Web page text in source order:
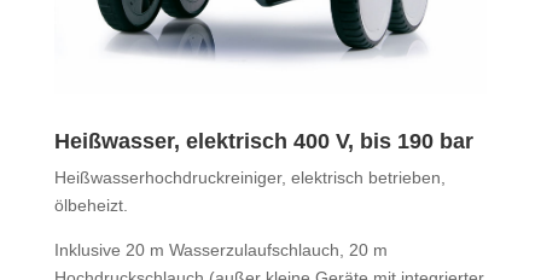
Heißwasser, elektrisch 400 V, bis 190 bar
Heißwasserhochdruckreiniger, elektrisch betrieben,
ölbeheizt.
Inklusive 20 m Wasserzulaufschlauch, 20 m